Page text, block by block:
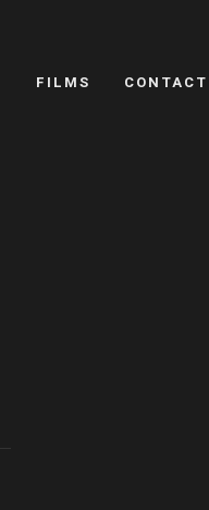
FILMS CONTACT